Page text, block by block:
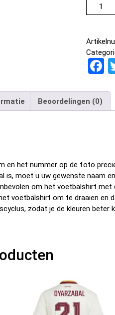
F
ce
b
k
Beoordelingen (0)
en het nummer op de foto
is, moet u uw gewenste naam
om het voetbalshirt met
voetbalshirt om te draaien en
zodat je de kleuren beter